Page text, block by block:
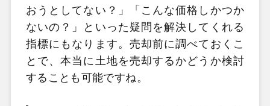
おうとしてない？」「こんな価格しかつか
ないの？」といった疑問を解決してくれる
指標にもなります。売却前に調べておくこ
とで、本当に土地を売却するかどうか検討
することも可能ですね。